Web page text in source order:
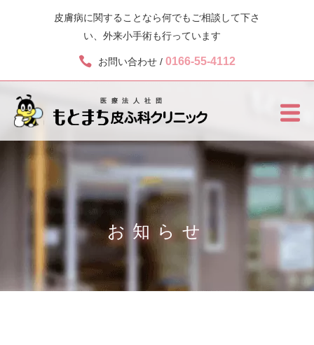
皮膚病に関することなら何でもご相談して下さ
い、外来小手術も行っています
お問い合わせ /0166-55-4112
お知らせ